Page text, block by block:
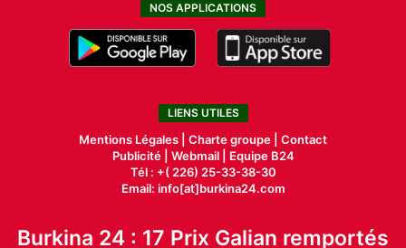
NOS APPLICATIONS
LIENS UTILES
Mentions Légales | Charte groupe | Contact
Publicité| Webmail |
Equipe B24
Tél : +( 226) 25-33-38-30
Email: info[at]burkina24.com
Burkina 24 : 17 Prix Galian remportés